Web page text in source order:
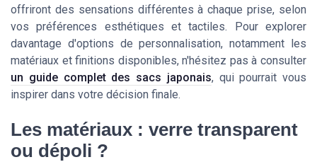
offriront des sensations différentes à chaque prise, selon
vos préférences esthétiques et tactiles. Pour explorer
davantage d'options de personnalisation, notamment les
matériaux et finitions disponibles, n'hésitez pas à consulter
un guide complet des sacs japonais, qui pourrait vous
inspirer dans votre décision finale.
Les matériaux : verre transparent
ou dépoli ?